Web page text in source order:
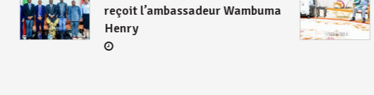
reçoit l’ambassadeur Wambuma
Henry